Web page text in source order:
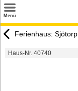
Menü
Urlaubsziele
Ferienhaus: Sjötorp
Haus-Nr. 40740